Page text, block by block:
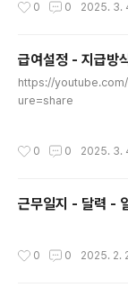
0 0 2025. 3.
급여설정 - 지급방
https://
ure=share
0 0 2025. 3.
근무일지 - 달력 -
0 0 2025. 2.